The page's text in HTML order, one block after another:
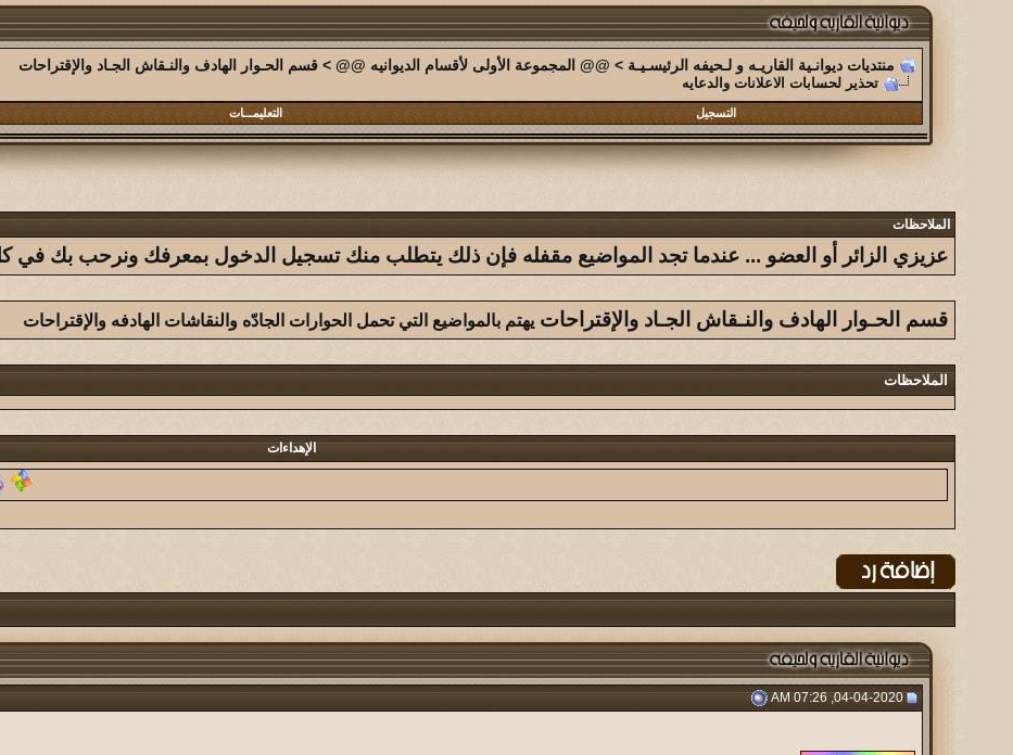
منتديات ديوانـية القاريـه و لـحيفه الرئيسـيـة > @@ المجموعة الأولى لأقسام الديوانيه @@ >قسم الحـوار الهادف والنـقاش الجـاد والإقتراحات
تحذير لحسابات الاعلانات والدعايه
التسجيل التعليمـــات
الملاحظات
عزيزي الزائر أو العضو ... عندما تجد المواضيع مقفله فإن ذلك يتطلب منك تسجيل الدخول بمعرفك ونرحب بك في كل
قسم الحـوار الهادف والنـقاش الجـاد والإقتراحات يهتم بالمواضيع التي تحمل الحوارات الجادّه والنقاشات الهادفه والإقتراحات
الملاحظات
الإهداءات
04-04-2020, 07:26 AM